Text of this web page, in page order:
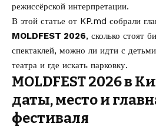
режиссёрской интерпретации.
В этой статье от KP.md собрали
MOLDFEST 2026, сколько стоят
спектаклей, можно ли идти с
театра и где искать парковку.
MOLDFEST 2026 в
даты, место и
фестиваля